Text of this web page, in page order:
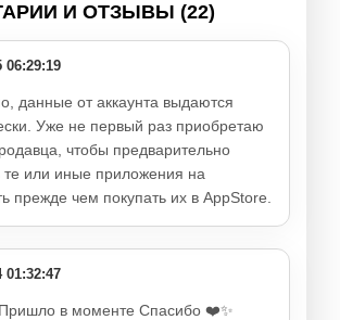
И ОТЗЫВЫ (22)
06:29:19
данные от аккаунта выдаются
Уже не первый раз приобретаю
чтобы предварительно
те или иные приложения на
прежде чем покупать их в AppStore.
01:32:47
в моменте Спасибо ❤️✨